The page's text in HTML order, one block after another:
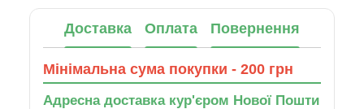
Доставка Оплата Повернення
Мінімальна сума покупки - 200 грн
Адресна доставка кур'єром Нової Пошти